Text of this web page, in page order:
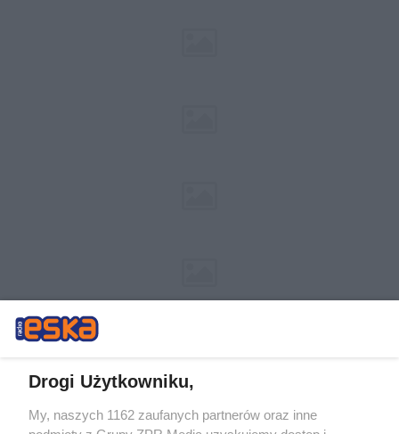
Żaden utwór zamieszczony w serwisie nie może być powielany i
Drogi Użytkowniku,
My, naszych 1162 zaufanych partnerów oraz inne